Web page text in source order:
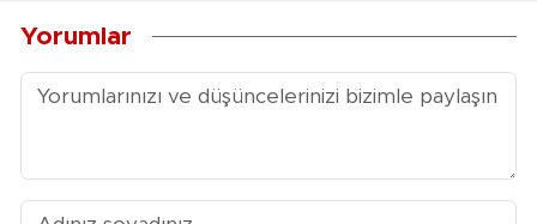
Yorumlar